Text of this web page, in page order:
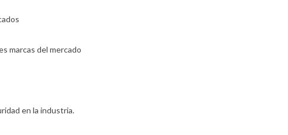
marcas del mercado
en la industria.